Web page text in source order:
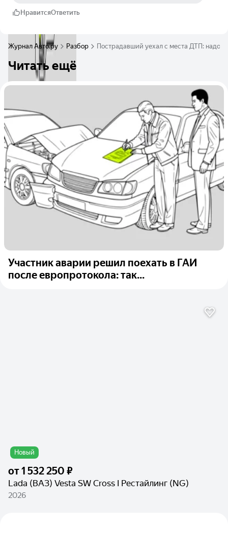
НравитсяОтветить
Журнал Авто.ру Разбор Пострадавший уехал с места ДТП: надо
Читать ещё
Участник аварии решил поехать в ГАИ
после европротокола: так...
Новый
от1 532 250 ₽
Lada (ВАЗ) Vesta SW Cross I Рестайлинг (NG)
2026